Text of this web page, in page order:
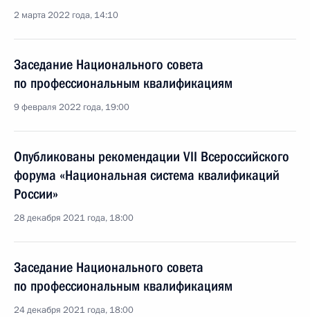
2 марта 2022 года, 14:10
Заседание Национального совета
по профессиональным квалификациям
9 февраля 2022 года, 19:00
Опубликованы рекомендации VII Всероссийского
форума «Национальная система квалификаций
России»
28 декабря 2021 года, 18:00
Заседание Национального совета
по профессиональным квалификациям
24 декабря 2021 года, 18:00